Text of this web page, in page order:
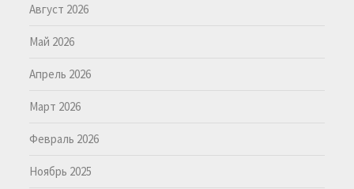
Август 2026
Май 2026
Апрель 2026
Март 2026
Февраль 2026
Ноябрь 2025